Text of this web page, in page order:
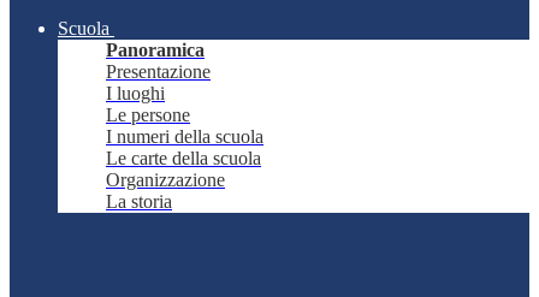
Scuola
Panoramica
Presentazione
I luoghi
Le persone
I numeri della scuola
Le carte della scuola
Organizzazione
La storia